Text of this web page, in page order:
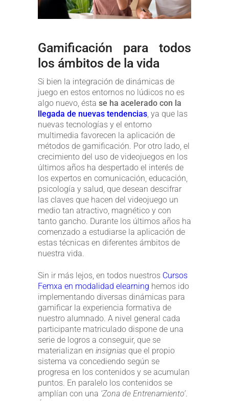
Gamificación para todos
los ámbitos de la vida
Si bien la integración de dinámicas de
juego en estos entornos no lúdicos no es
algo nuevo, ésta se ha acelerado con la
llegada de nuevas tendencias, ya que las
nuevas tecnologías y el entorno
multimedia favorecen la aplicación de
métodos de gamificación. Por otro lado, el
crecimiento del uso de videojuegos en los
últimos años ha despertado el interés de
los expertos en comunicación, educación,
psicología y salud, que desean descifrar
las claves que hacen del videojuego un
medio tan atractivo, magnético y con
tanto gancho. Durante los últimos años ha
comenzado a estudiarse la aplicación de
estas técnicas en diferentes ámbitos de
nuestra vida.
Sin ir más lejos, en todos nuestros Cursos
Femxa en modalidad elearning hemos ido
implementando diversas dinámicas para
gamificar la experiencia formativa de
nuestro alumnado. A nivel general cada
participante matriculado dispone de una
serie de logros a conseguir, que se
materializan en insignias que el propio
sistema va concediendo según se
progresa en los contenidos y se acumulan
puntos. En paralelo los contenidos se
amplían con una ‘Zona de Entrenamiento’.